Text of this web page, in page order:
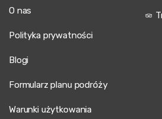
O nas
Polityka prywatności
Blogi
Formularz planu podróży
Warunki użytkowania